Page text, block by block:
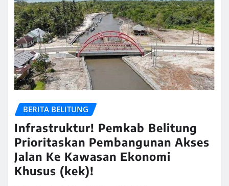
BERITA BELITUNG
Infrastruktur! Pemkab Belitung
Prioritaskan Pembangunan Akses
Jalan Ke Kawasan Ekonomi
Khusus (kek)!